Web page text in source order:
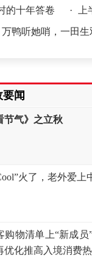
卷 · 上半年我国
，一田生双金 ·
要闻
放权 激活发展一池
火了，老外爱上
购物清单上“新成员
言人就日本主流民
者问